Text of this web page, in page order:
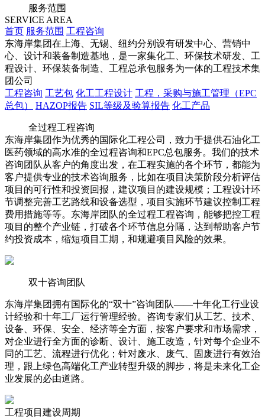
服务范围
SERVICE AREA
首页 服务范围 工程咨询
东海岸集团在上海、无锡、纽约分别设有研发中心、营销中
心、设计和装备制造基地，是一家集化工、环保技术研发、工
程设计、环保装备制造、工程总承包服务为一体的工程技术集
团公司
工程咨询 工艺包 化工工程设计 工程，采购与施工管理（EPC
总包）
HAZOP报告 SIL等级及验算报告 化工产品
全过程工程咨询
东海岸集团作为优秀的国际化工程公司，致力于提供石油化工
医药领域的高水准的全过程咨询和EPC总包服务。我们的技术
咨询团队从客户的角度出发，在工程实施的各个环节，都能为
客户提供专业的技术咨询服务，比如在项目决策阶段分析评估
项目的可行性和投资回报，建议项目的建设规模；工程设计环
节调整完善工艺路线和设备选型，项目实施环节建议控制工程
费用措施等等。东海岸团队的全过程工程咨询，能够把控工程
项目的整个产业链，打破各个环节信息分隔，达到帮助客户节
约投资成本，缩短项目工期，和规避项目风险的效果。
双十咨询团队
东海岸集团拥有国际化的“双十”咨询团队——十年化工行业设
计经验和十年工厂运行管理经验。咨询专家们从工艺、技术、
设备、环保、安全、经济等全方面，按客户要求和市场需求，
对企业进行全方面的诊断、设计、施工改造，针对每个企业不
同的工艺、流程进行优化；针对废水、废气、固废进行有效治
理，跟上绿色高端化工产业转型升级的脚步，将是未来化工企
业发展的必由道路。
工程项目建设周期